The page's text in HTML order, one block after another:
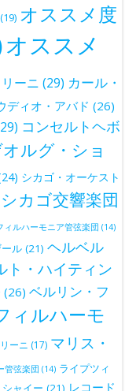
(19) オススメ度
オススメ
ーニ (29) カール・
ディオ・アバド (26)
コンセルトヘボ
ルグ・ショ
シカゴ・オーケスト
シカゴ交響楽団
ィルハーモニア管弦楽団 (14)
ル (21) ヘルベル
ト・ハイティン
(26) ベルリン・フ
ィルハーモ
ーニ (17) マリス・
管弦楽団 (14) ライプツィ
ャイー (21) レコード